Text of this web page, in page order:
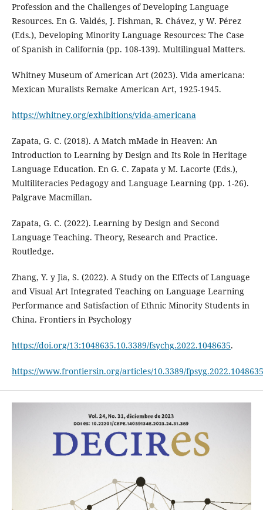
Profession and the Challenges of Developing Language
Resources. En G. Valdés, J. Fishman, R. Chávez, y W. Pérez
(Eds.), Developing Minority Language Resources: The Case
of Spanish in California (pp. 108-139). Multilingual Matters.
Whitney Museum of American Art (2023). Vida americana:
Mexican Muralists Remake American Art, 1925-1945.
https://whitney.org/exhibitions/vida-americana
Zapata, G. C. (2018). A Match mMade in Heaven: An
Introduction to Learning by Design and Its Role in Heritage
Language Education. En G. C. Zapata y M. Lacorte (Eds.),
Multiliteracies Pedagogy and Language Learning (pp. 1-26).
Palgrave Macmillan.
Zapata, G. C. (2022). Learning by Design and Second
Language Teaching. Theory, Research and Practice.
Routledge.
Zhang, Y. y Jia, S. (2022). A Study on the Effects of Language
and Visual Art Integrated Teaching on Language Learning
Performance and Satisfaction of Ethnic Minority Students in
China. Frontiers in Psychology
https://doi.org/13:1048635.10.3389/fsychg.2022.1048635.
https://www.frontiersin.org/articles/10.3389/